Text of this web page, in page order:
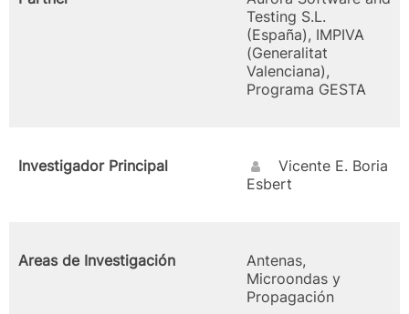
Testing S.L.
(España), IMPIVA
(Generalitat
Valenciana),
Programa GESTA
Investigador Principal
Vicente E. Boria
Esbert
Areas de Investigación
Antenas,
Microondas y
Propagación